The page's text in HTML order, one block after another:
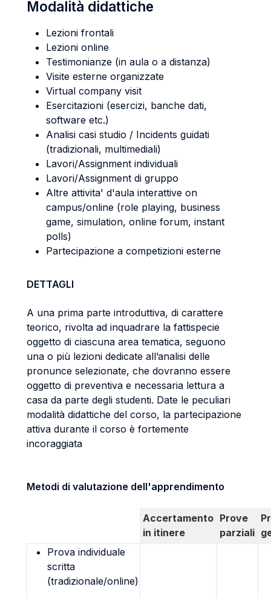
Modalità didattiche
Lezioni frontali
Lezioni online
Testimonianze (in aula o a distanza)
Visite esterne organizzate
Virtual company visit
Esercitazioni (esercizi, banche dati,
software etc.)
Analisi casi studio / Incidents guidati
(tradizionali, multimediali)
Lavori/Assignment individuali
Lavori/Assignment di gruppo
Altre attivita' d'aula interattive on
campus/online (role playing, business
game, simulation, online forum, instant
polls)
Partecipazione a competizioni esterne
DETTAGLI
A una prima parte introduttiva, di carattere
teorico, rivolta ad inquadrare la fattispecie
oggetto di ciascuna area tematica, seguono
una o più lezioni dedicate all’analisi delle
pronunce selezionate, che dovranno essere
oggetto di preventiva e necessaria lettura a
casa da parte degli studenti. Date le peculiari
modalità didattiche del corso, la partecipazione
attiva durante il corso è fortemente
incoraggiata
Metodi di valutazione dell'apprendimento
Accertamento
in itinere
Prove
parziali
Prova individuale
scritta
(tradizionale/online)